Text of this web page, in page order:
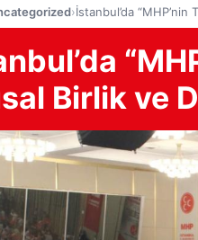
›İstanbul’da “MHP’nin
Birlik ve